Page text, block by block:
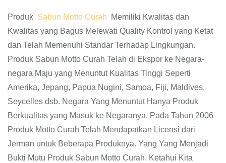
Produk Sabun Motto Curah
Memiliki Kwalitas dan
Kwalitas yang Bagus Melewati Quality Kontrol yang Ketat
dan Telah Memenuhi Standar Terhadap Lingkungan.
Produk Sabun Motto Curah Telah di Ekspor ke Negara-
negara Maju yang Menuntut Kualitas Tinggi Seperti
Amerika, Jepang, Papua Nugini, Samoa, Fiji, Maldives,
Seycelles dsb. Negara Yang Menuntut Hanya Produk
Berkualitas yang Masuk ke Negaranya. Pada Tahun 2006
Produk Motto Curah Telah Mendapatkan Licensi dari
Jerman untuk Beberapa Produknya. Yang Yang Menjadi
Bukti Mutu Produk Sabun Motto Curah. Ketahui Kita